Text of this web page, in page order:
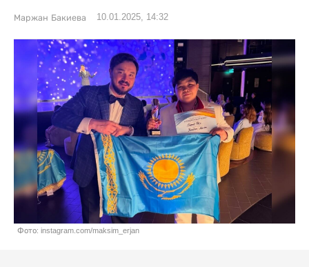
Маржан Бакиева 10.01.2025, 14:32
Фото: instagram.com/maksim_erjan